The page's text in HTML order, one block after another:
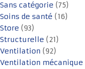
Sans catégorie (75)
Soins de santé (16)
Store (93)
Structurelle (21)
Ventilation (92)
Ventilation mécanique